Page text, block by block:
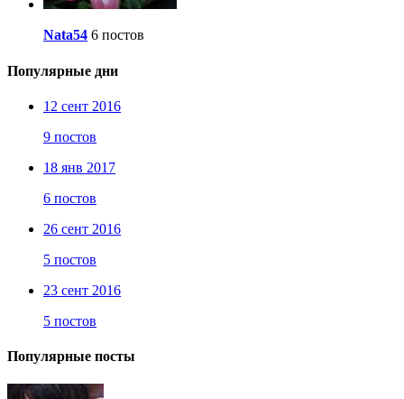
Nata54 6 постов
Популярные дни
12 сент 2016
9 постов
18 янв 2017
6 постов
26 сент 2016
5 постов
23 сент 2016
5 постов
Популярные посты